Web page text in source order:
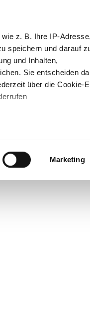
z. B. Ihre IP-
speichern und darauf
und Inhalten,
Sie entscheiden
über die Cookie-
(Fingerprinting)
und legen Sie
Marketing